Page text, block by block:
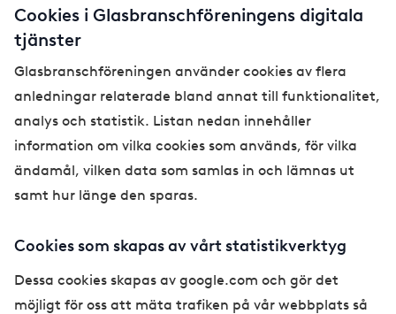
Cookies i Glasbranschföreningens digitala
tjänster
Glasbranschföreningen använder cookies av flera
anledningar relaterade bland annat till funktionalitet,
analys och statistik. Listan nedan innehåller
information om vilka cookies som används, för vilka
ändamål, vilken data som samlas in och lämnas ut
samt hur länge den sparas.
Cookies som skapas av vårt statistikverktyg
Dessa cookies skapas av google.com och gör det
möjligt för oss att mäta trafiken på vår webbplats så